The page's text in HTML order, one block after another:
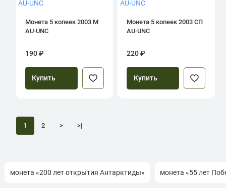
Монета 5 копеек 2003 М
AU-UNC
190 ₽
Купить
Монета 5 копеек 2003 СП
AU-UNC
220 ₽
Купить
1 2 > >|
монета «200 лет открытия Антарктиды» монета «55 лет